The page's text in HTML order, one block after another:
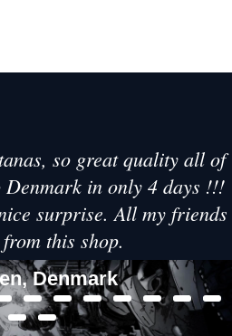
so great quality all of
in only 4 days !!!
surprise. All my friends
this shop.
Denmark